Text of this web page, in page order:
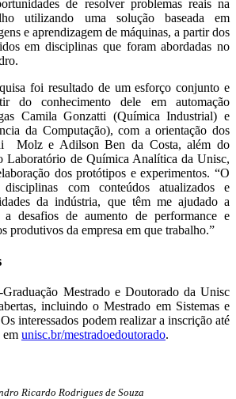
de resolver problemas reais na
utilizando uma solução baseada em
e aprendizagem de máquinas, a partir dos
em disciplinas que foram abordadas no
foi resultado de um esforço conjunto e
do conhecimento dele em automação
Camila Gonzatti (Química Industrial) e
da Computação), com a orientação dos
Molz e Adilson Ben da Costa, além do
Laboratório de Química Analítica da Unisc,
dos protótipos e experimentos. “O
disciplinas com conteúdos atualizados e
da indústria, que têm me ajudado a
a desafios de aumento de performance e
produtivos da empresa em que trabalho.”
Graduação Mestrado e Doutorado da Unisc
incluindo o Mestrado em Sistemas e
interessados podem realizar a inscrição até
em unisc.br/mestradoedoutorado.
Ricardo Rodrigues de Souza